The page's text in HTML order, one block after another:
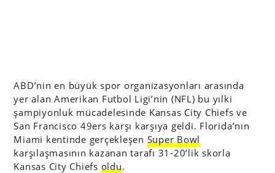
ABD’nin en büyük spor organizasyonları arasında
yer alan Amerikan Futbol Ligi’nin (NFL) bu yılki
şampiyonluk mücadelesinde Kansas City Chiefs ve
San Francisco 49ers karşı karşıya geldi. Florida’nın
Miami kentinde gerçekleşen Super Bowl
karşılaşmasının kazanan tarafı 31-20’lik skorla
Kansas City Chiefs oldu.